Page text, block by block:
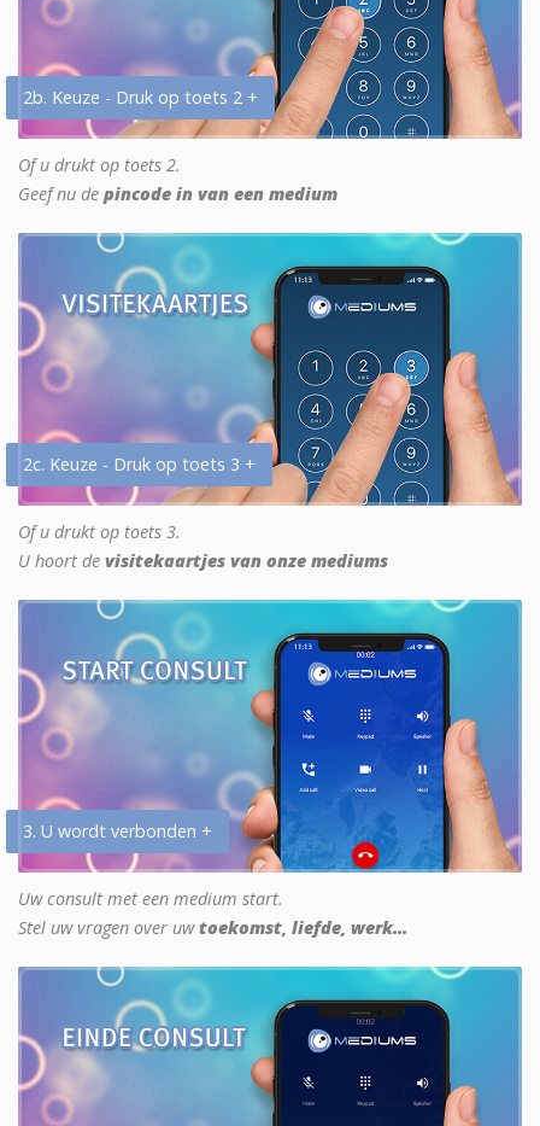
2b. Keuze - Druk op toets 2 +
Of u drukt op toets 2.
Geef nu de pincode in van een medium
2c. Keuze - Druk op toets 3 +
Of u drukt op toets 3.
U hoort de visitekaartjes van onze mediums
3. U wordt verbonden +
Uw consult met een medium start.
Stel uw vragen over uwtoekomst, liefde, werk...